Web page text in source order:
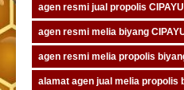
agen resmi jual propolis
agen resmi melia biyang
agen resmi melia propolis
alamat agen jual melia propolis